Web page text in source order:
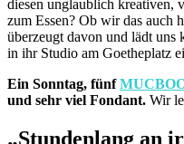
diesen unglaublich kreativen,
zum Essen? Ob wir das auch
überzeugt davon und lädt uns
in ihr Studio am Goetheplatz
Ein Sonntag, fünf
und sehr viel Fondant. Wir
„Stundenlang an